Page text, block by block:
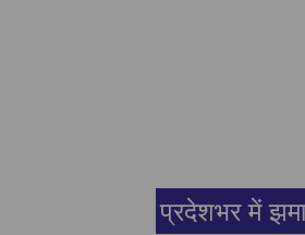
प्रदेशभर में